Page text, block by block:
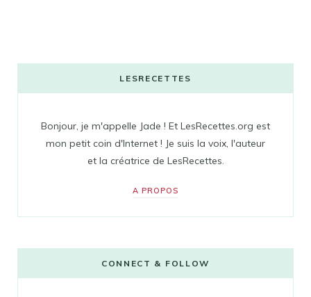
LESRECETTES
Bonjour, je m'appelle Jade ! Et LesRecettes.org est
mon petit coin d'Internet ! Je suis la voix, l'auteur
et la créatrice de LesRecettes.
A PROPOS
CONNECT & FOLLOW